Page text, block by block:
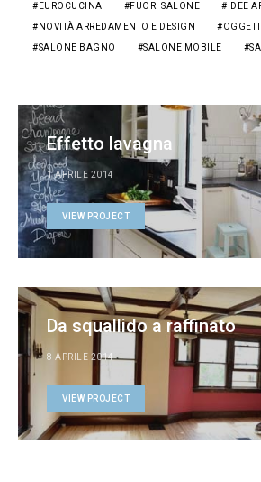
EUROCUCINA FUORI SALONE IDEE
NOVITÀ ARREDAMENTO E DESIGN
SALONE BAGNO SALONE MOBILE
Effetto lavagna
1 APRILE 2014
VIEW PROJECT
Da squallido a raffinato
8 APRILE 2014
VIEW PROJECT